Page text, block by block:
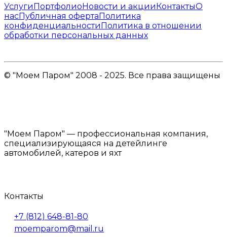
УслугиПортфолиоНовости и акцииКонтактыО
насПубличная офертаПолитика
конфиденциальностиПолитика в отношении
обработки персональных данных
© "Моем Паром" 2008 - 2025. Все права защищены
"Моем Паром" — профессиональная компания,
специализирующаяся на детейлинге
автомобилей, катеров и яхт
Контакты
+7 (812) 648-81-80
moemparom@mail.ru